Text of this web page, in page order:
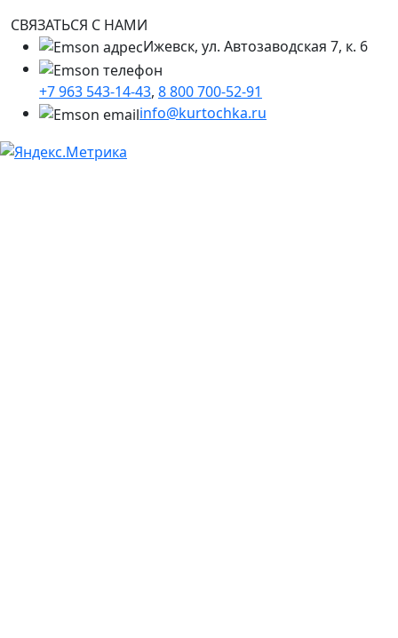
СВЯЗАТЬСЯ С НАМИ
Ижевск, ул. Автозаводская 7, к. 6
+7 963 543-14-43, 8 800 700-52-91
info@kurtochka.ru